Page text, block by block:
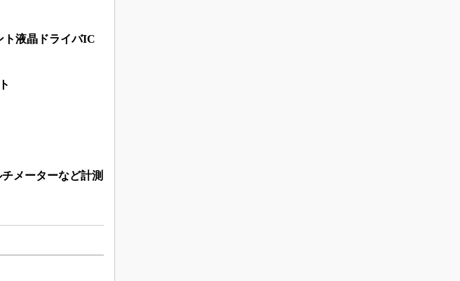
ト液晶ドライバIC
メーターなど計測